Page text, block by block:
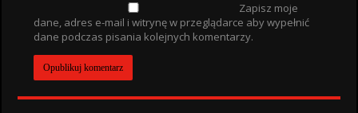
Zapisz moje
dane, adres e-mail i witrynę w przeglądarce aby wypełnić
dane podczas pisania kolejnych komentarzy.